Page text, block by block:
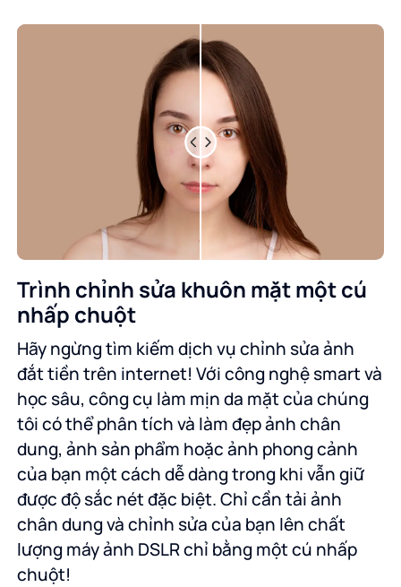
Trình chỉnh sửa khuôn mặt một cú
nhấp chuột
Hãy ngừng tìm kiếm dịch vụ chỉnh sửa ảnh
đắt tiền trên internet! Với công nghệ smart và
học sâu, công cụ làm mịn da mặt của chúng
tôi có thể phân tích và làm đẹp ảnh chân
dung, ảnh sản phẩm hoặc ảnh phong cảnh
của bạn một cách dễ dàng trong khi vẫn giữ
được độ sắc nét đặc biệt. Chỉ cần tải ảnh
chân dung và chỉnh sửa của bạn lên chất
lượng máy ảnh DSLR chỉ bằng một cú nhấp
chuột!